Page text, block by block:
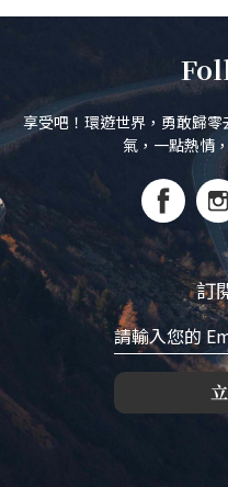
享受吧！環遊世界，勇敢歸
氣，一點熱情
訂